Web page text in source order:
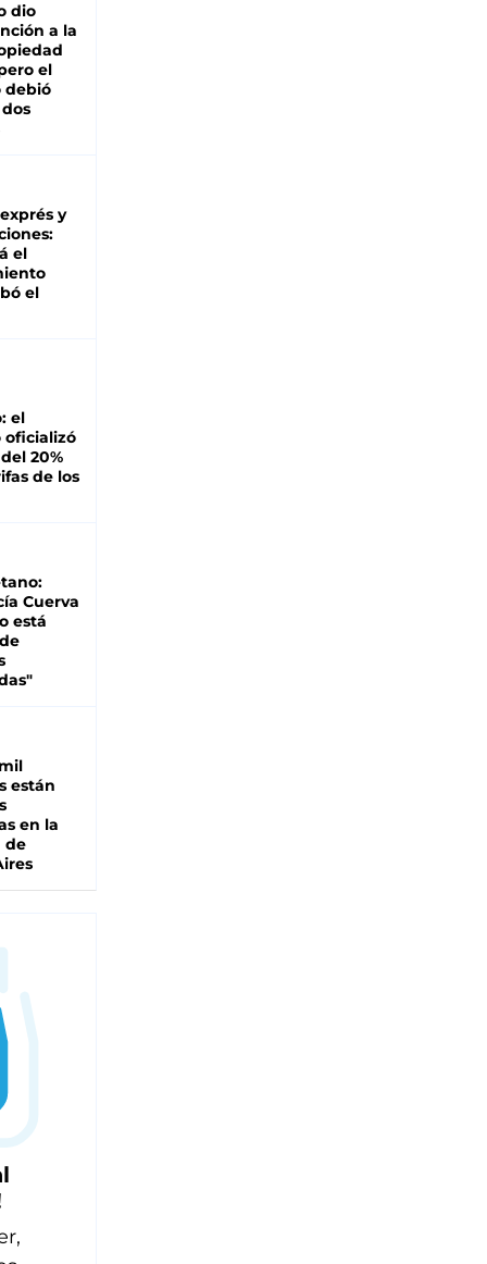
dio
a la
el
debió
y
el
el
el
oficializó
20%
de los
Cuerva
está
están
en la
de